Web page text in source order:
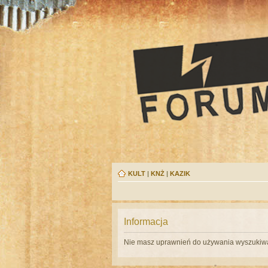
KULT | KNŻ | KAZIK
Informacja
Nie masz uprawnień do używania